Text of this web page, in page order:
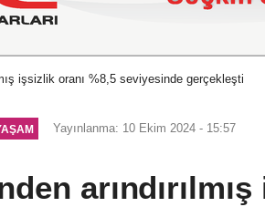
işsizlik oranı %8,5 seviyesinde gerçekleşti
Yayınlanma: 10 Ekim 2024 - 15:57